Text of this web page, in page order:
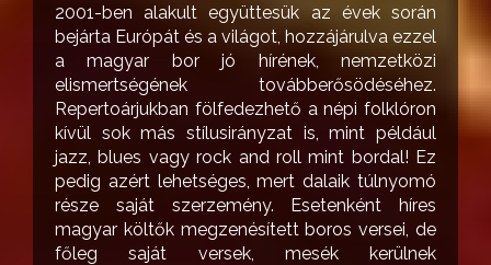
2001-ben alakult együttesük az évek során
bejárta Európát és a világot, hozzájárulva ezzel
a magyar bor jó hírének, nemzetközi
elismertségének továbberősödéséhez.
Repertoárjukban fölfedezhető a népi folklóron
kívül sok más stílusirányzat is, mint például
jazz, blues vagy rock and roll mint bordal! Ez
pedig azért lehetséges, mert dalaik túlnyomó
része saját szerzemény. Esetenként híres
magyar költők megzenésített boros versei, de
főleg saját versek, mesék kerülnek